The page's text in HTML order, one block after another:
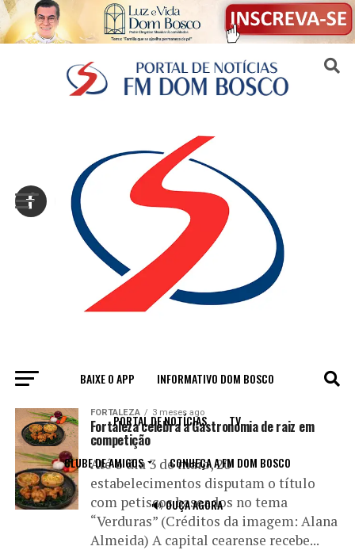
BAIXE O APP INFORMATIVO DOM BOSCO
PORTAL DE NOTÍCIAS TV
CLUBE DE AMIGOS CONHEÇA A FM DOM BOSCO
🔊 OUÇA AGORA
All posts tagged "estabelecimentos"
FORTALEZA 3 meses ago
Fortaleza celebra a Gastronomia de raiz em
competição
Até o dia 3 de maio, 20
estabelecimentos disputam o título
com petiscos baseados no tema
“Verduras” (Créditos da imagem: Alana
Almeida) A capital cearense recebe...
Sair da versão mobile